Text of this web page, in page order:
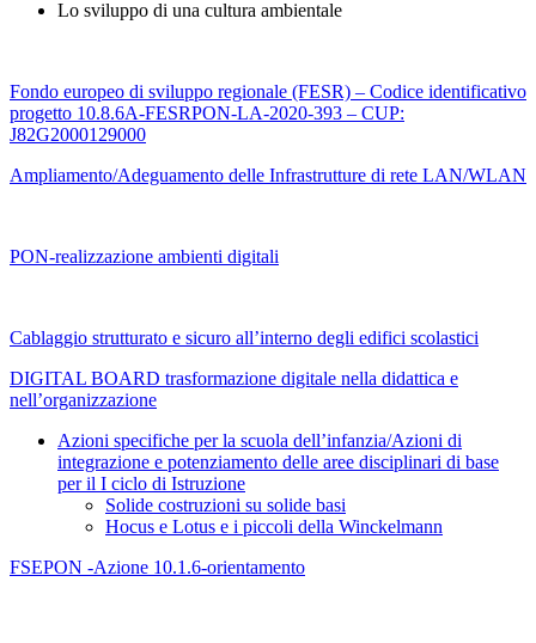
Lo sviluppo di una cultura ambientale
Fondo europeo di sviluppo regionale (FESR) – Codice identificativo
progetto 10.8.6A-FESRPON-LA-2020-393 – CUP:
J82G2000129000
Ampliamento/Adeguamento delle Infrastrutture di rete LAN/WLAN
PON-realizzazione ambienti digitali
Cablaggio strutturato e sicuro all’interno degli edifici scolastici
DIGITAL BOARD trasformazione digitale nella didattica e
nell’organizzazione
Azioni specifiche per la scuola dell’infanzia/Azioni di
integrazione e potenziamento delle aree disciplinari di base
per il I ciclo di Istruzione
Solide costruzioni su solide basi
Hocus e Lotus e i piccoli della Winckelmann
FSEPON -Azione 10.1.6-orientamento